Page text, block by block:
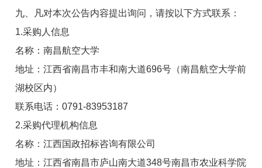
九、凡对本次公告内容提出询问，请按以下方式联系：
1.采购人信息
名称：南昌航空大学
地址：江西省南昌市丰和南大道696号（南昌航空大学前
湖校区内）
联系电话：0791-83953187
2.采购代理机构信息
名称：江西国政招标咨询有限公司
地址：江西省南昌市庐山南大道348号南昌市农业科学院